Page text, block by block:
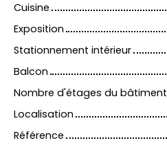
Cuisine
Exposition
Stationnement intérieur
Balcon
Nombre d'étages du bâtiment
Localisation
Référence